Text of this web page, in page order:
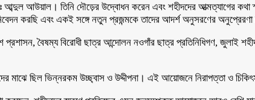
আব্দুল আউয়াল। তিনি দৌড়ের উদ্বোধন করেন এবং শহীদদের আত্মত্যাগের
করছি এবং একই সঙ্গে নতুন প্রজন্মকে তাদের আদর্শ অনুসরণের অনুপ্রেরণা
বৈষম্য বিরোধী ছাত্র আন্দোলন নওগাঁর ছাত্র প্রতিনিধিগণ, জুলাই শহীদ
ছিল ভিন্নরকম উচ্ছ্বাস ও উদ্দীপনা। এই আয়োজনে নিরাপত্তা ও